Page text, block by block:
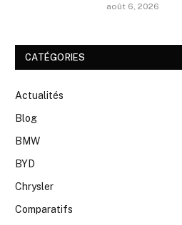
août 6, 2026
CATÉGORIES
Actualités
Blog
BMW
BYD
Chrysler
Comparatifs